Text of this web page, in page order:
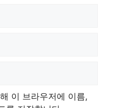
이 브라우저에 이름,